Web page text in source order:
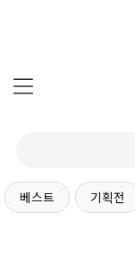
베스트 기획전